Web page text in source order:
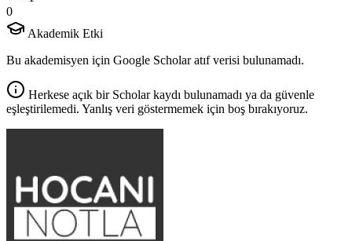
0
Akademik Etki
Bu akademisyen için Google Scholar atıf verisi bulunamadı.
Herkese açık bir Scholar kaydı bulunamadı ya da güvenle
eşleştirilemedi. Yanlış veri göstermemek için boş bırakıyoruz.